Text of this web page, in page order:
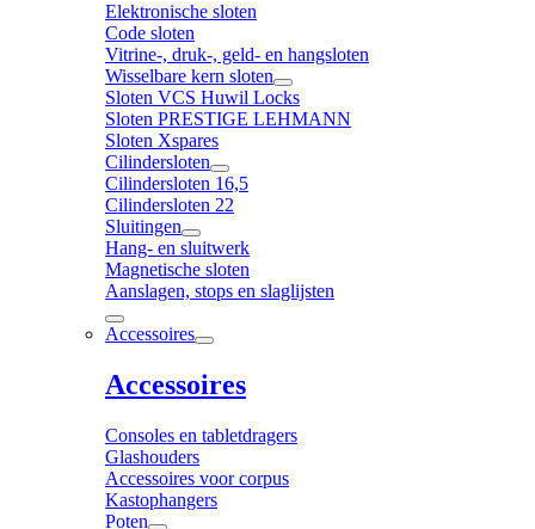
Elektronische sloten
Code sloten
Vitrine-, druk-, geld- en hangsloten
Wisselbare kern sloten
Sloten VCS Huwil Locks
Sloten PRESTIGE LEHMANN
Sloten Xspares
Cilindersloten
Cilindersloten 16,5
Cilindersloten 22
Sluitingen
Hang- en sluitwerk
Magnetische sloten
Aanslagen, stops en slaglijsten
Accessoires
Accessoires
Consoles en tabletdragers
Glashouders
Accessoires voor corpus
Kastophangers
Poten